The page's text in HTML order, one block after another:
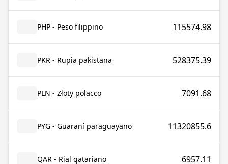
PHP - Peso filippino 115574.98
PKR - Rupia pakistana 528375.39
PLN - Złoty polacco 7091.68
PYG - Guaraní paraguayano 11320855.6
QAR - Rial qatariano 6957.11